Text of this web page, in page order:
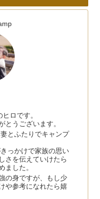
ロです。
とうございます。
とふたりでキャンプ
っかけで家族の思い
さを伝えていけたら
ました。
の身ですが、もし少
や参考になれたら嬉